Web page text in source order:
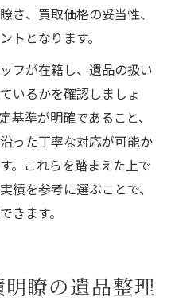
さ、買取価格の妥当性、
トとなります。
フが在籍し、遺品の扱い
いるかを確認しましょ
基準が明確であること、
った丁寧な対応が可能か
。これらを踏まえた上で
績を参考に選ぶことで、
きます。
瞭の遺品整理